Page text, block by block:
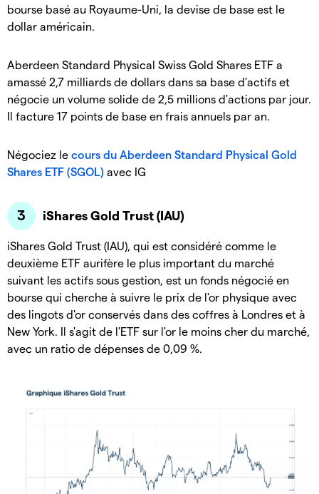
bourse basé au Royaume-Uni, la devise de base est le
dollar américain.
Aberdeen Standard Physical Swiss Gold Shares ETF a
amassé 2,7 milliards de dollars dans sa base d'actifs et
négocie un volume solide de 2,5 millions d'actions par jour.
Il facture 17 points de base en frais annuels par an.
Négociez le cours du Aberdeen Standard Physical Gold
Shares ETF (SGOL) avec IG
iShares Gold Trust (IAU)
iShares Gold Trust (IAU), qui est considéré comme le
deuxième ETF aurifère le plus important du marché
suivant les actifs sous gestion, est un fonds négocié en
bourse qui cherche à suivre le prix de l'or physique avec
des lingots d'or conservés dans des coffres à Londres et à
New York. Il s'agit de l'ETF sur l'or le moins cher du marché,
avec un ratio de dépenses de 0,09 %.